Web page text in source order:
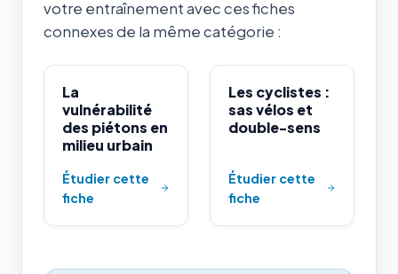
votre entraînement avec ces fiches
connexes de la même catégorie :
La
vulnérabilité
des piétons en
milieu urbain
Étudier cette
fiche
Les cyclistes :
sas vélos et
double-sens
Étudier cette
fiche